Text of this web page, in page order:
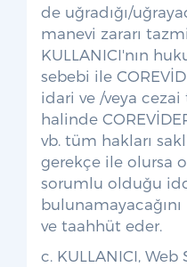
de uğradığı/
manevi zararı
KULLANICI'nın
sebebi ile
idari ve /veya
halinde
vb. tüm hakları
gerekçe ile olursa
sorumlu olduğu
ve taahhüt eder.
c. KULLANICI, Web